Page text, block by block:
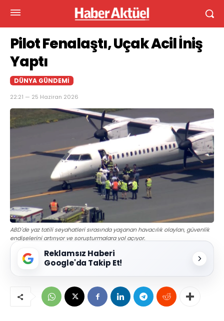
Pilot Fenalaştı, Uçak Acil İniş
Yaptı
DÜNYA GÜNDEMI
22:21 — 25 Haziran 2026
ABD'de yaz tatili seyahatleri sırasında yaşanan havacılık olayları, güvenlik
endişelerini artırıyor ve soruşturmalara yol açıyor.
Reklamsız Haberi
Google'da Takip Et!